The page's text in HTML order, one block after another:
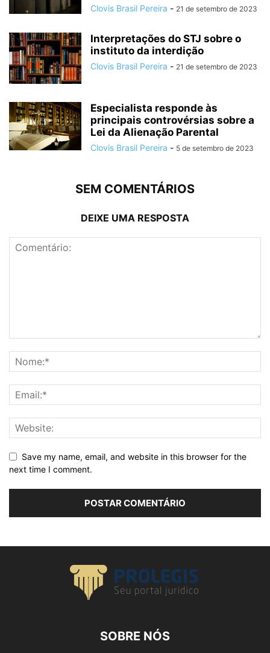
Clovis Brasil Pereira - 21 de setembro de 2023
Interpretações do STJ sobre o
instituto da interdição
Clovis Brasil Pereira - 21 de setembro de 2023
Especialista responde às
principais controvérsias sobre a
Lei da Alienação Parental
Clovis Brasil Pereira - 5 de setembro de 2023
SEM COMENTÁRIOS
DEIXE UMA RESPOSTA
Save my name, email, and website in this browser for the
next time I comment.
SOBRE NÓS